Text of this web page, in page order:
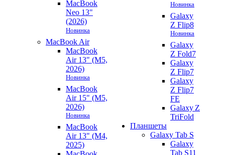
MacBook
Neo 13"
(2026)
Новинка
MacBook Air
MacBook
Air 13" (M5,
2026)
Новинка
MacBook
Air 15" (M5,
2026)
Новинка
MacBook
Air 13" (M4,
2025)
Новинка
Galaxy
Z Flip8
Новинка
Galaxy
Z Fold7
Galaxy
Z Flip7
Galaxy
Z Flip7
FE
Galaxy Z
TriFold
Планшеты
Galaxy Tab S
Galaxy
Tab S11